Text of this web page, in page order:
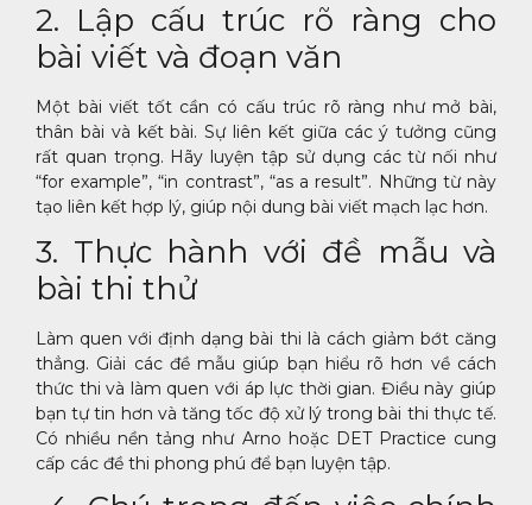
2. Lập cấu trúc rõ ràng cho
bài viết và đoạn văn
Một bài viết tốt cần có cấu trúc rõ ràng như mở bài,
thân bài và kết bài. Sự liên kết giữa các ý tưởng cũng
rất quan trọng. Hãy luyện tập sử dụng các từ nối như
“for example”, “in contrast”, “as a result”. Những từ này
tạo liên kết hợp lý, giúp nội dung bài viết mạch lạc hơn.
3. Thực hành với đề mẫu và
bài thi thử
Làm quen với định dạng bài thi là cách giảm bớt căng
thẳng. Giải các đề mẫu giúp bạn hiểu rõ hơn về cách
thức thi và làm quen với áp lực thời gian. Điều này giúp
bạn tự tin hơn và tăng tốc độ xử lý trong bài thi thực tế.
Có nhiều nền tảng như Arno hoặc DET Practice cung
cấp các đề thi phong phú để bạn luyện tập.